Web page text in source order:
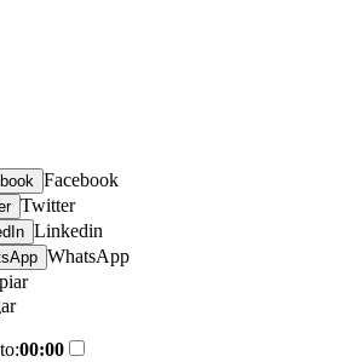
Facebook
Twitter
Linkedin
WhatsApp
00:00